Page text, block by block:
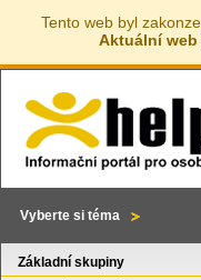
Tento web byl
Aktuální web
Vyberte si téma
Základní skupiny